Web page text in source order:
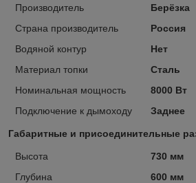
Производитель
Берёзка
Страна производитель
Россия
Водяной контур
Нет
Материал топки
Сталь
Номинальная мощность
8000 Вт
Подключение к дымоходу
Заднее
Габаритные и присоединительные
Высота
730 мм
Глубина
600 мм